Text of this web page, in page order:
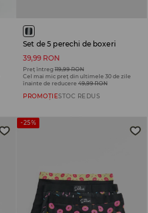
Set de 5 perechi de boxeri
39,99 RON
Preț întreg119,99 RON
Cel mai mic preț din ultimele 30 de zile
înainte de reducere 49,99 RON
PROMOȚIESTOC REDUS
-25%